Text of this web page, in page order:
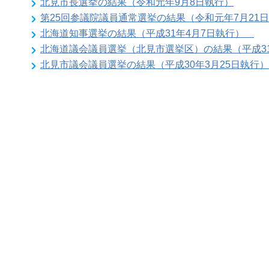
北見市長選挙の結果（令和元年9月8日執行）
第25回参議院議員通常選挙の結果（令和元年7月21
北海道知事選挙の結果（平成31年4月7日執行）
北海道議会議員選挙（北見市選挙区）の結果（平成
北見市議会議員選挙の結果（平成30年3月25日執行）